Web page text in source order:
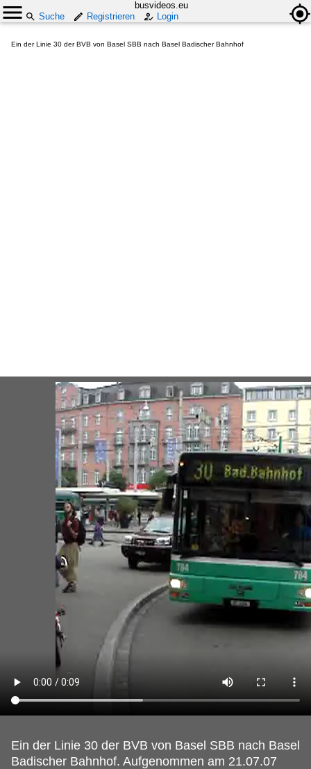
busvideos.eu
Suche
Registrieren Login
Ein der Linie 30 der BVB von Basel SBB nach Basel Badischer Bahnhof
Ein der Linie 30 der BVB von Basel SBB nach Basel
Badischer Bahnhof. Aufgenommen am 21.07.07